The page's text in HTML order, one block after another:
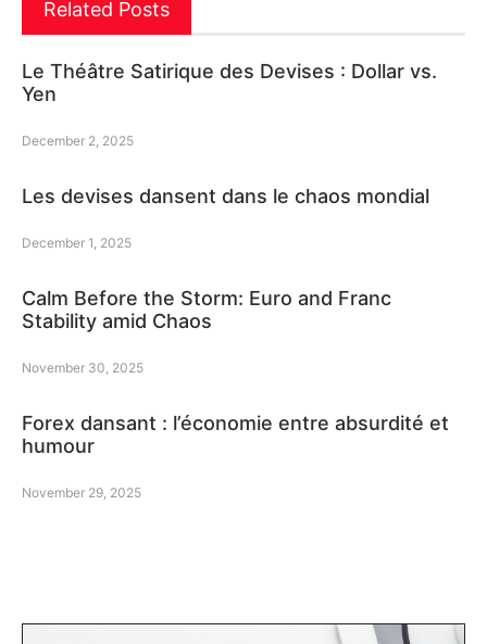
Related Posts
Le Théâtre Satirique des Devises : Dollar vs.
Yen
December 2, 2025
Les devises dansent dans le chaos mondial
December 1, 2025
Calm Before the Storm: Euro and Franc
Stability amid Chaos
November 30, 2025
Forex dansant : l’économie entre absurdité et
humour
November 29, 2025